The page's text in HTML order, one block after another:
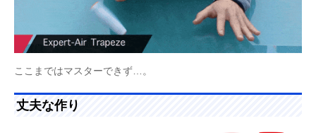
ここまではマスターできず…。
丈夫な作り